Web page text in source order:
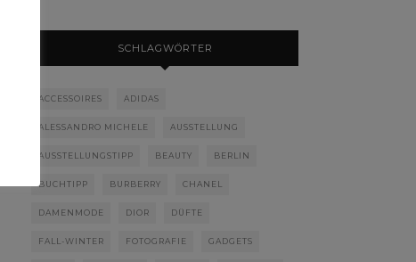
SCHLAGWÖRTER
ACCESSOIRES ADIDAS
ALESSANDRO MICHELE AUSSTELLUNG
AUSSTELLUNGSTIPP BEAUTY BERLIN
BUCHTIPP BURBERRY CHANEL
DAMENMODE DIOR DÜFTE
FALL-WINTER FOTOGRAFIE GADGETS